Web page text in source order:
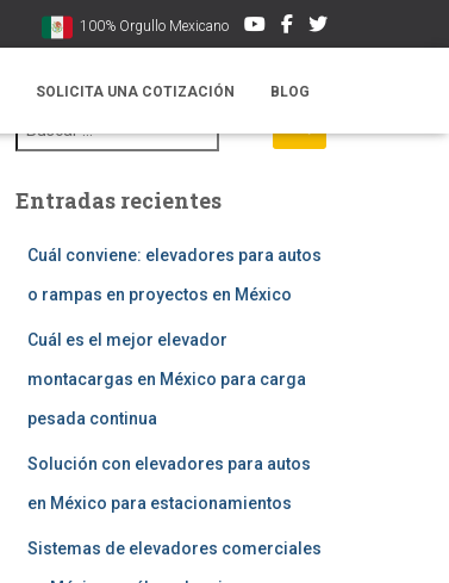
100% Orgullo Mexicano
SOLICITA UNA COTIZACIÓN BLOG
u
a
Entradas recientes
Cuál conviene: elevadores para autos
o rampas en proyectos en México
Cuál es el mejor elevador
montacargas en México para carga
pesada continua
Solución con elevadores para autos
en México para estacionamientos
Sistemas de elevadores comerciales